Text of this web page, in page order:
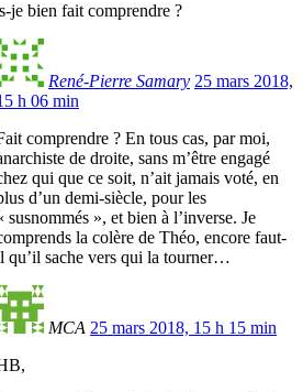
je bien fait comprendre ?
René-Pierre Samary 25 mars 2018,
h 06 min
comprendre ? En tous cas, par moi,
de droite, sans m’être engagé
qui que ce soit, n’ait jamais voté, en
d’un demi-siècle, pour les
susnommés », et bien à l’inverse. Je
la colère de Théo, encore faut-
qu’il sache vers qui la tourner…
MCA 25 mars 2018, 15 h 15 min